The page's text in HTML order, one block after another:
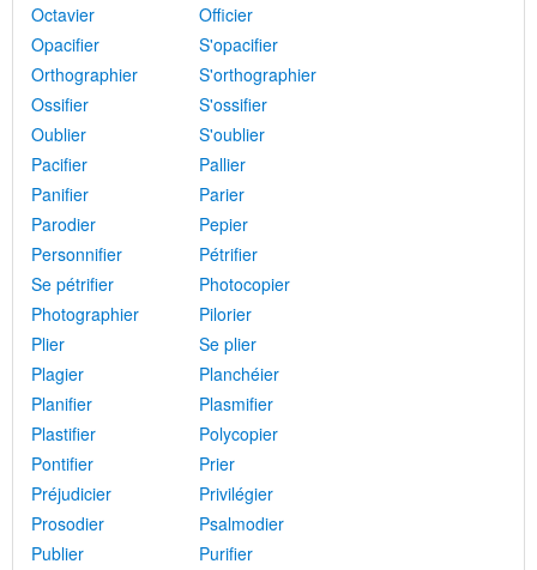
Octavier
Officier
Opacifier
S'opacifier
Orthographier
S'orthographier
Ossifier
S'ossifier
Oublier
S'oublier
Pacifier
Pallier
Panifier
Parier
Parodier
Pepier
Personnifier
Pétrifier
Se pétrifier
Photocopier
Photographier
Pilorier
Plier
Se plier
Plagier
Planchéier
Planifier
Plasmifier
Plastifier
Polycopier
Pontifier
Prier
Préjudicier
Privilégier
Prosodier
Psalmodier
Publier
Purifier